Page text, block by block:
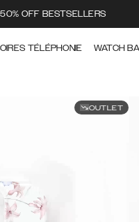
OFF BESTSELLERS
TÉLÉPHONIE WATCH
OUTLET